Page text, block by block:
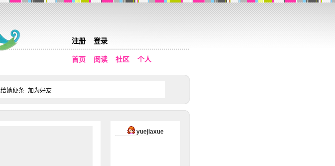
注册 登录
首页 阅读 社区 个人
给她便条 加为好友
yuejiaxue